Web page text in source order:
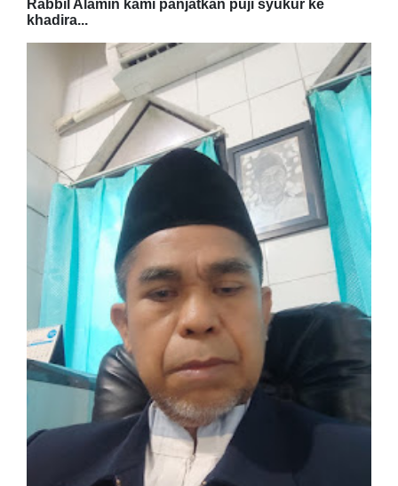
Rabbil Alamin kami panjatkan puji syukur ke
khadira...